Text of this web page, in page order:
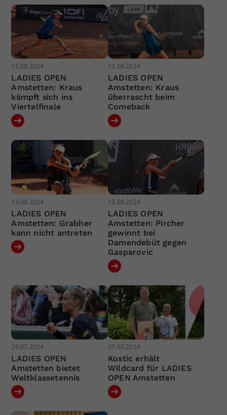
15.08.2024
LADIES OPEN
Amstetten: Kraus
kämpft sich ins
Viertelfinale
13.08.2024
LADIES OPEN
Amstetten: Kraus
überrascht beim
Comeback
13.08.2024
LADIES OPEN
Amstetten: Grabher
kann nicht antreten
13.08.2024
LADIES OPEN
Amstetten: Pircher
gewinnt bei
Damendebüt gegen
Gasparovic
29.07.2024
LADIES OPEN
Amstetten bietet
Weltklassetennis
27.07.2024
Kostic erhält
Wildcard für LADIES
OPEN Amstetten